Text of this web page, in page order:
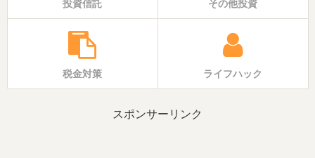
投資信託 その他投資
税金対策 ライフハック
スポンサーリンク